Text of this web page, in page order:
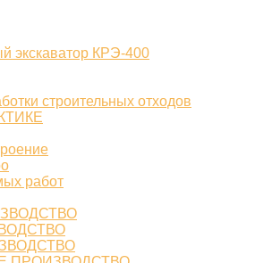
экскаватор КРЭ-400
строительных отходов
работ